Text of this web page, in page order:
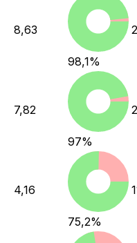
8,63
98,1%
7,82
97%
4,16
75,2%